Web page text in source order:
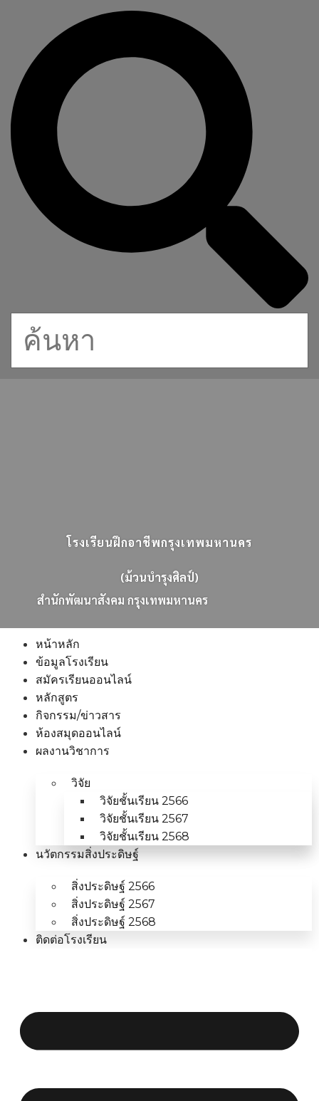
โรงเรียนฝึกอาชีพกรุงเทพมหานคร
(ม้วนบำรุงศิลป์)
สนกพฒนาสงคม กรงเทพมหานคร
หน้าหลัก
ข้อมูลโรงเรียน
สมัครเรียนออนไลน์
หลักสูตร
กิจกรรม/ข่าวสาร
ห้องสมุดออนไลน์
ผลงานวิชาการ
วิจัย
วิจัยชั้นเรียน 2566
วิจัยชั้นเรียน 2567
วิจัยชั้นเรียน 2568
นวัตกรรมสิ่งประดิษฐ์
สิ่งประดิษฐ์ 2566
สิ่งประดิษฐ์ 2567
สิ่งประดิษฐ์ 2568
ติดต่อโรงเรียน